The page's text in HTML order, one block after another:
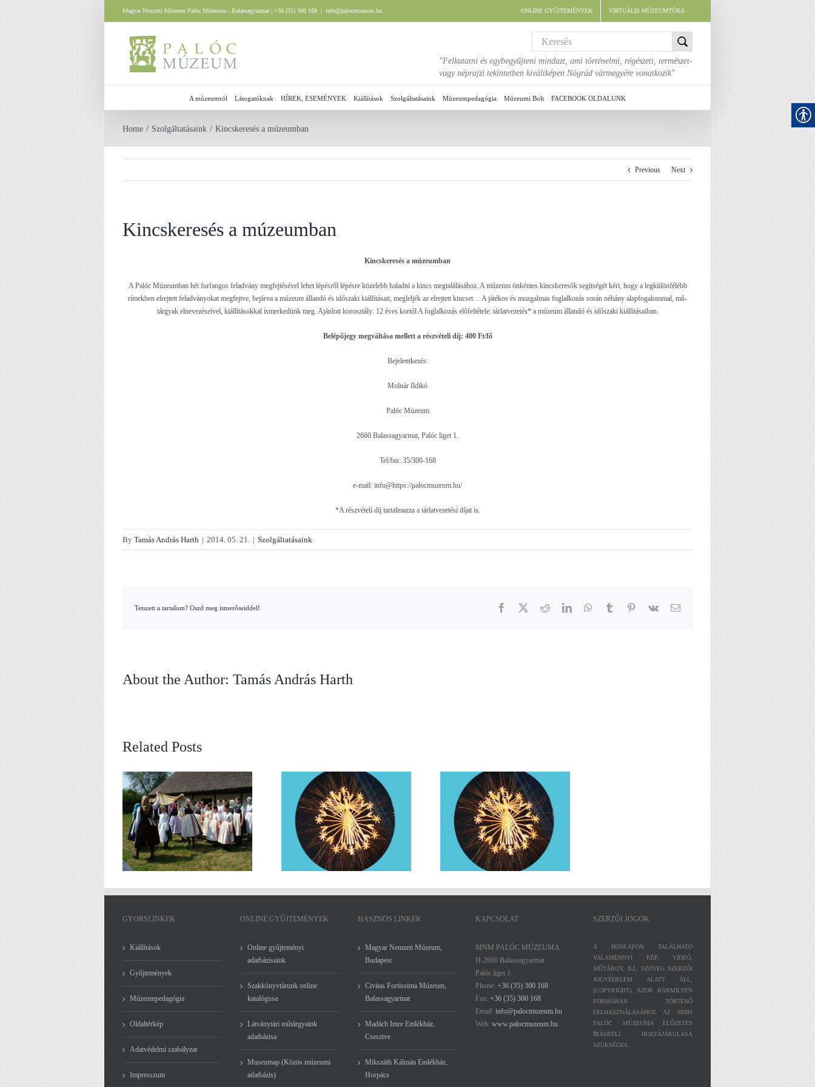
Magyar Nemzeti Múzeum Palóc Múzeuma - Balassagyarmat | +36 (35) 300 168 | info@palocmuzeum.hu ONLINE GYŰJTEMÉNYEK VIRTUÁLIS MÚZEUMTÚRA
"Felkutatni és egybegyűjteni mindazt, ami történelmi, régészeti, természet-
vagy néprajzi tekintetben kiváltképen Nógrád vármegyére vonatkozik"
A múzeumról Látogatóknak HÍREK, ESEMÉNYEK Kiállítások Szolgáltatásaink Múzeumpedagógia Múzeumi Bolt FACEBOOK OLDALUNK
Home Szolgáltatásaink Kincskeresés a múzeumban
Previous Next
Kincskeresés a múzeumban
Kincskeresés a múzeumban
A Palóc Múzeumban hét furfangos feladvány megfejtésével lehet lépésről lépésre közelebb haladni a kincs megtalálásához. A múzeum önkéntes kincskeresők segítségét kéri, hogy a legkülönfélébb
rímekben elrejtett feladványokat megfejtve, bejárva a múzeum állandó és időszaki kiállításait, megleljék az elrejtett kincset… A játékos és mozgalmas foglalkozás során néhány alapfogalommal, mű-
tárgyak elnevezéseivel, kiállításokkal ismerkedünk meg. Ajánlott korosztály: 12 éves kortól A foglalkozás előfeltétele: tárlatvezetés* a múzeum állandó és időszaki kiállításaiban.
Belépőjegy megváltása mellett a részvételi díj: 400 Ft/fő
Bejelentkezés:
Molnár Ildikó
Palóc Múzeum
2660 Balassagyarmat, Palóc liget 1.
Tel/fax: 35/300-168
e-mail: info@https://palocmuzeum.hu/
*A részvételi díj tartalmazza a tárlatvezetési díjat is.
By Tamás András Harth | 2014. 05. 21. | Szolgáltatásaink
Tetszett a tartalom? Oszd meg ismerőseiddel! Facebook RedditLinkedInWhatsApp
Tumblr Pinterest
Vk Email
About the Author: Tamás András Harth
Related Posts
A Főtéravató Napokhoz kapcsolódik
a Palóc Múzeum
A Főtéravató Napokhoz kapcsolódik
a Palóc Múzeum
GYORSLINKEK
Kiállítások
Gyűjtemények
Múzeumpedagógia
Oldaltérkép
Adatvédelmi szabályzat
Impresszum
ONLINE GYŰJTEMÉNYEK
Online gyűjteményi
adatbázisaink
Szakkönyvtárunk online
katalógusa
Látványtári műtárgyaink
adatbázisa
Museumap (Közös múzeumi
adatbázis)
HASZNOS LINKEK
Magyar Nemzeti Múzeum,
Budapest
Civitas Fortissima Múzeum,
Balassagyarmat
Madách Imre Emlékház,
Csesztve
Mikszáth Kálmán Emlékház,
Horpács
KAPCSOLAT
MNM PALÓC MÚZEUMA
H-2660 Balassagyarmat
Palóc liget 1.
Phone: +36 (35) 300 168
Fax: +36 (35) 300 168
Email: info@palocmuzeum.hu
Web: www.palocmuzeum.hu
SZERZŐI JOGOK
A HONLAPON TALÁLHATÓ
VALAMENNYI KÉP, VIDEÓ,
MŰTÁRGY, ILL. SZÖVEG SZERZŐI
JOGVÉDELEM ALATT ÁLL,
(COPYRIGHT), AZOK BÁRMILYEN
FORMÁBAN TÖRTÉNŐ
FELHASZNÁLÁSÁHOZ AZ MNM
PALÓC MÚZEUMA ELŐZETES
ÍRÁSBELI HOZZÁJÁRULÁSA
SZÜKSÉGES.